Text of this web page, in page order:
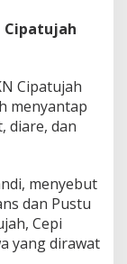
Cipatujah
Cipatujah
menyantap
diare, dan
menyebut
dan Pustu
Cepi
yang dirawat